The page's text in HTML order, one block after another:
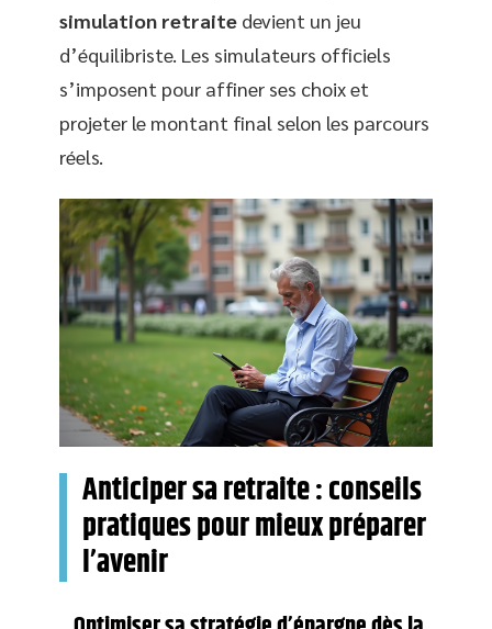
simulation retraite devient un jeu
d’équilibriste. Les simulateurs officiels
s’imposent pour affiner ses choix et
projeter le montant final selon les parcours
réels.
Anticiper sa retraite : conseils
pratiques pour mieux préparer
l’avenir